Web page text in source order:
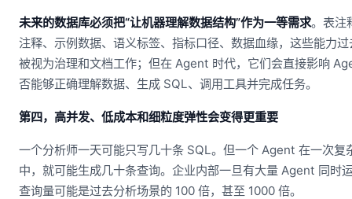
未来的数据库必须把“让机器理解数据结构”作为一等需求。表注
注释、示例数据、语义标签、指标口径、数据血缘，这些能力过
被视为治理和文档工作；但在 Agent 时代，它们会直接影响
否能够正确理解数据、生成 SQL、调用工具并完成任务。
第四，高并发、低成本和细粒度弹性会变得更重要
一个分析师一天可能只写几十条 SQL。但一个 Agent 在一次复
中，就可能生成几十条查询。企业内部一旦有大量 Agent 同时
查询量可能是过去分析场景的 100 倍，甚至 1000 倍。